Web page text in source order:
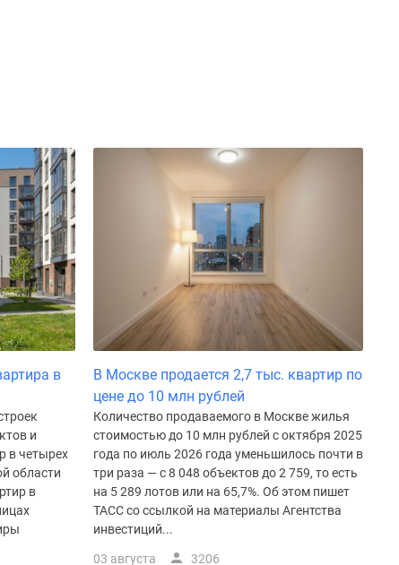
в
и
в четырех
области
в
В Москве продается 2,7 тыс. квартир по
цене до 10 млн рублей
Количество продаваемого в Москве жилья
стоимостью до 10 млн рублей с октября 2025
года по июль 2026 года уменьшилось почти в
три раза — с 8 048 объектов до 2 759, то есть
на 5 289 лотов или на 65,7%. Об этом пишет
ТАСС со ссылкой на материалы Агентства
инвестиций...
03 августа 3206